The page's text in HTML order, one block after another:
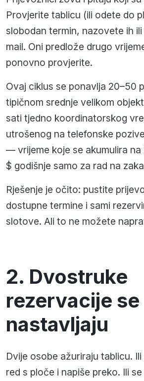
Provjerite tablicu (ili odete do
slobodan termin, nazovete ih
mail. Oni predlože drugo
ponovno provjerite.
Ovaj ciklus se ponavlja 20–50
tipičnom srednje velikom
sati tjedno koordinatorskog
utrošenog na telefonske
— vrijeme koje se akumulira
$ godišnje samo za rad na
Rješenje je očito: pustite
dostupne termine i sami
slotove. Ali to ne možete
2. Dvostruke
rezervacije se
nastavljaju
Dvije osobe ažuriraju tablicu.
red s ploče i napiše preko. Ili